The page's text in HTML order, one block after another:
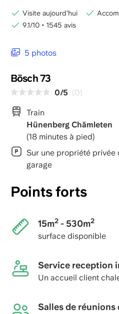
5 photos
Bösch 73
0/5 (0)
Train
Hünenberg Chämleten
(18 minutes à pied)
Sur une propriété privée
garage
Points forts
15m2- 530m2
surface disponible
Service reception
Un accueil client
Salles de
Visite aujourd'hui
9.1/10 • 1545 avis